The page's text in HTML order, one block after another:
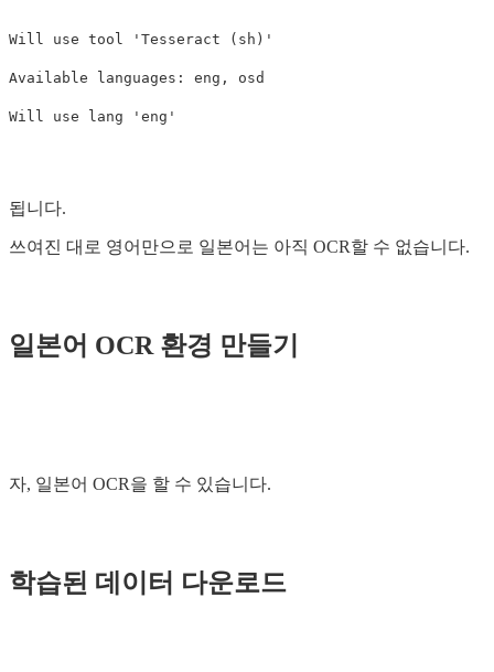
Will use tool 'Tesseract (sh)'
Available languages : eng , osd
Will use lang 'eng'
됩니다.
쓰여진 대로 영어만으로 일본어는 아직 OCR할 수 없습니다.
일본어 OCR 환경 만들기
자, 일본어 OCR을 할 수 있습니다.
학습된 데이터 다운로드